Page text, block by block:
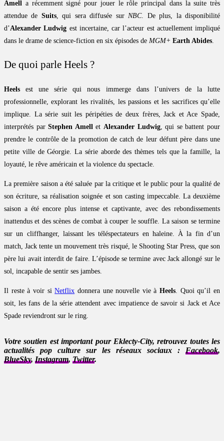
Amell a récemment signé pour jouer le rôle principal dans la suite très
attendue de Suits, qui sera diffusée surNBC. De plus, la disponibilité
d’Alexander Ludwig est incertaine, car l’acteur est actuellement impliqué
dans le drame de science-fiction en six épisodes de MGM+ Earth Abides.
De quoi parle Heels ?
Heels est une série qui nous immerge dans l’univers de la lutte
professionnelle, explorant les rivalités, les passions et les sacrifices qu’elle
implique. La série suit les péripéties de deux frères, Jack et Ace Spade,
interprétés parStephen Amell et Alexander Ludwig, qui se battent pour
prendre le contrôle de la promotion de catch de leur défunt père dans une
petite ville de Géorgie. La série aborde des thèmes tels que la famille, la
loyauté, le rêve américain et la violence du spectacle.
La première saison a été saluée par la critique et le public pour la qualité de
son écriture, sa réalisation soignée et son casting impeccable. La deuxième
saison a été encore plus intense et captivante, avec des rebondissements
inattendus et des scènes de combat à couper le souffle. La saison se termine
sur un cliffhanger, laissant les téléspectateurs en haleine. À la fin d’un
match, Jack tente un mouvement très risqué, le Shooting Star Press, que son
père lui avait interdit de faire. L’épisode se termine avec Jack allongé sur le
sol, incapable de sentir ses jambes.
Il reste à voir siNetflix donnera une nouvelle vie àHeels . Quoi qu’il en
soit, les fans de la série attendent avec impatience de savoir si Jack et Ace
Spade reviendront sur le ring.
Votre soutien est important pour Eklecty-City, retrouvez toutes les
actualités pop culture sur les réseaux sociaux : Facebook,
BlueSky, Instagram, Twitter.